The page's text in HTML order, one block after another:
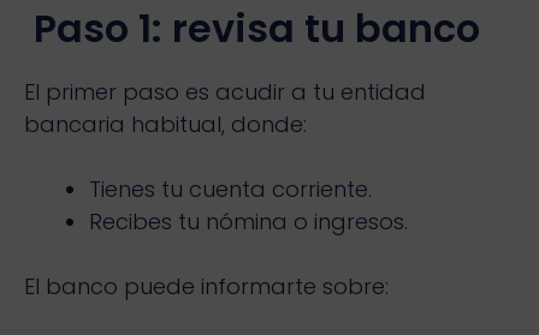
Paso 1: revisa tu banco
El primer paso es acudir a tu entidad
bancaria habitual, donde:
Tienes tu cuenta corriente.
Recibes tu nómina o ingresos.
El banco puede informarte sobre: